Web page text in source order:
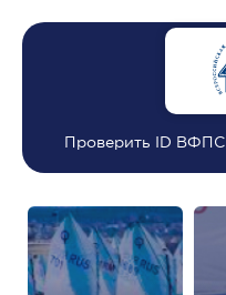
Проверить ID ВФПС